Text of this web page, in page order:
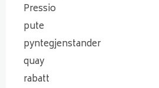
Pressio
pute
pyntegjenstander
quay
rabatt